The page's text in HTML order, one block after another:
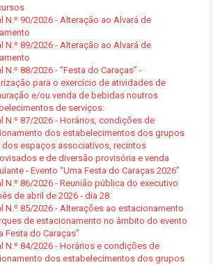
N.º 90/2026 - Alteração ao Alvará de
N.º 89/2026 - Alteração ao Alvará de
N.º 88/2026 - “Festa do Caraças” -
para o exercício de atividades de
e/ou venda de bebidas noutros
de serviços:
N.º 87/2026 - Horários, condições de
dos estabelecimentos dos grupos
dos espaços associativos, recintos
e de diversão provisória e venda
- Evento “Uma Festa do Caraças 2026”
N.º 86/2026 - Reunião pública do executivo
de abril de 2026 - dia 28
N.º 85/2026 - Alterações ao estacionamento
de estacionamento no âmbito do evento
Festa do Caraças”
N.º 84/2026 - Horários e condições de
dos estabelecimentos dos grupos